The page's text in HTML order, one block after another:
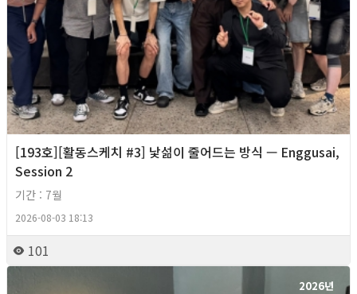
[193호][활동스케치 #3] 낯섦이 줄어드는 방식 — Enggusai,
Session 2
기간 : 7월
2026-08-03 18:13
101
2026년